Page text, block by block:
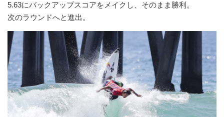
5.63にバックアップスコアをメイクし、そのまま勝利。
次のラウンドへと進出。